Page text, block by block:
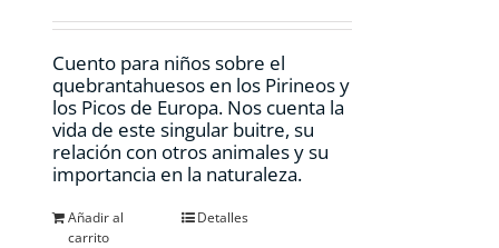
Cuento para niños sobre el
quebrantahuesos en los Pirineos y
los Picos de Europa. Nos cuenta la
vida de este singular buitre, su
relación con otros animales y su
importancia en la naturaleza.
Añadir al
carrito
Detalles